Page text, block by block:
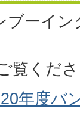
ブーイ
覧くだ
年度